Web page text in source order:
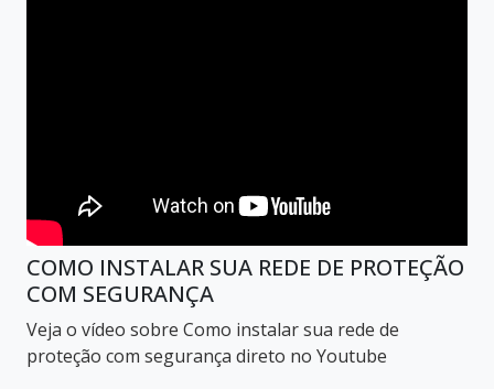
COMO INSTALAR SUA REDE DE PROTEÇÃO
COM SEGURANÇA
Veja o vídeo sobre Como instalar sua rede de
proteção com segurança direto no Youtube